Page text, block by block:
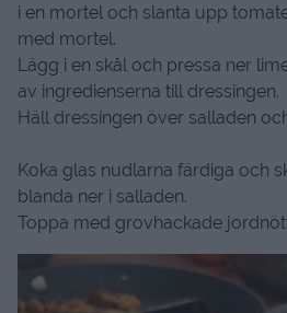
i en mortel och slanta upp
med mortel.
Lägg i en skål och pressa ner
av ingredienserna till dressingen.
Häll dressingen över salladen
Koka glas nudlarna färdiga och
blanda ner i salladen.
Toppa med grovhackade